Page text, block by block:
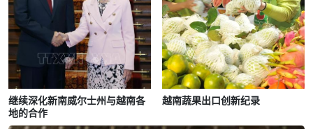
继续深化新南威尔士州与越南各
地的合作
越南蔬果出口创新纪录